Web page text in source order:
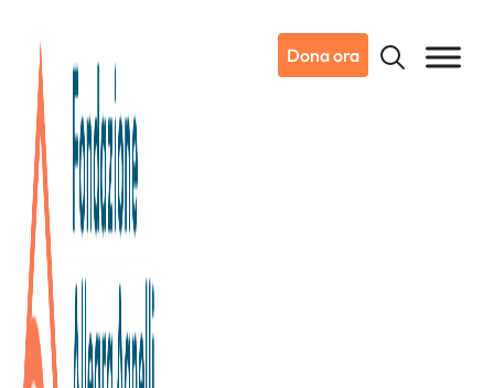
Dona ora
12/06/2026
Dicono di noi
La generosità è il motore di
Candiolo